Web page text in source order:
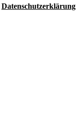
Datenschutzerklärung